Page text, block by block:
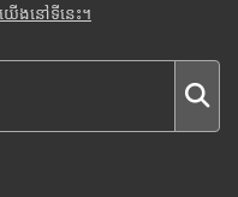
ងនៅទីនេះ។